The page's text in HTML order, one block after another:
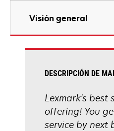
Visión general
DESCRIPCIÓN DE
Lexmark's best
offering! You
service by next